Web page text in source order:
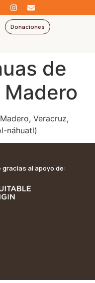
Donaciones
de
Veracruz,
náhuatl)
al apoyo de: